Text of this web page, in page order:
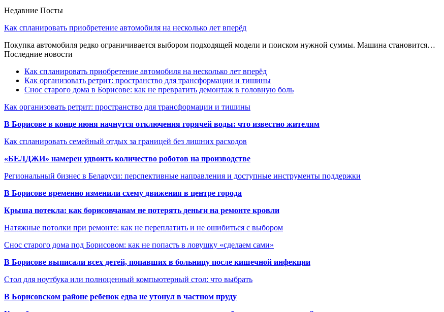
Недавние Посты
Как спланировать приобретение автомобиля на несколько лет вперёд
Покупка автомобиля редко ограничивается выбором подходящей модели и поиском нужной суммы. Машина становится…
Последние новости
Как спланировать приобретение автомобиля на несколько лет вперёд
Как организовать ретрит: пространство для трансформации и тишины
Снос старого дома в Борисове: как не превратить демонтаж в головную боль
Как организовать ретрит: пространство для трансформации и тишины
В Борисове в конце июня начнутся отключения горячей воды: что известно жителям
Как спланировать семейный отдых за границей без лишних расходов
«БЕЛДЖИ» намерен удвоить количество роботов на производстве
Региональный бизнес в Беларуси: перспективные направления и доступные инструменты поддержки
В Борисове временно изменили схему движения в центре города
Крыша потекла: как борисовчанам не потерять деньги на ремонте кровли
Натяжные потолки при ремонте: как не переплатить и не ошибиться с выбором
Снос старого дома под Борисовом: как не попасть в ловушку «сделаем сами»
В Борисове выписали всех детей, попавших в больницу после кишечной инфекции
Стол для ноутбука или полноценный компьютерный стол: что выбрать
В Борисовском районе ребенок едва не утонул в частном пруду